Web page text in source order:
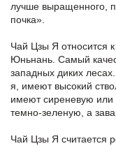
лучше выращенного,
почка».
Чай Цзы Я относится
Юньнань. Самый
западных диких
я, имеют высокий
имеют сиреневую
темно-зеленую, а
Чай Цзы Я считается